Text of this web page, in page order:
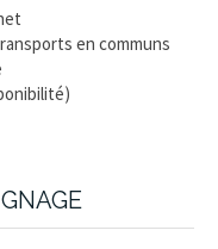
en communs